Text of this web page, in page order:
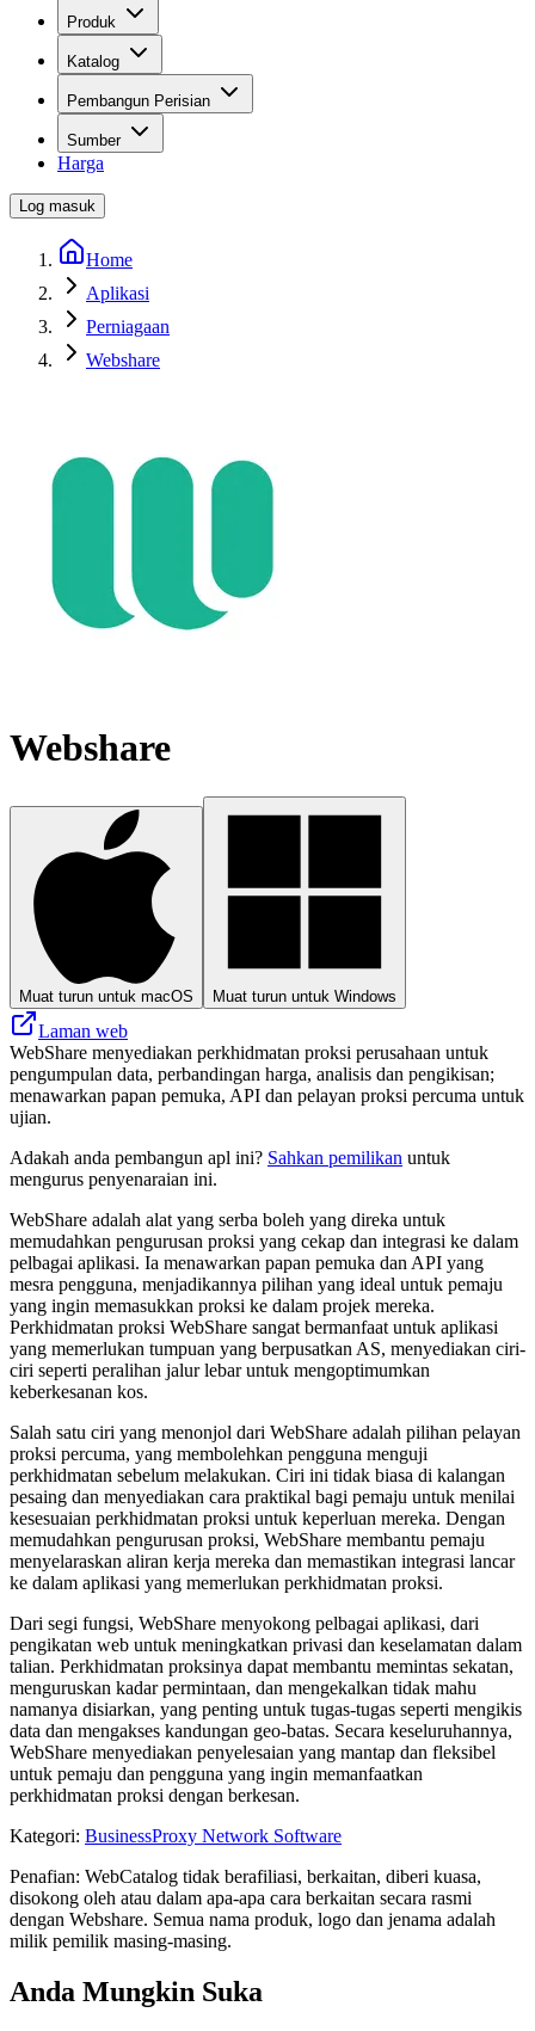
Produk
Katalog
Pembangun Perisian
Sumber
Harga
Log masuk
Home
Aplikasi
Perniagaan
Webshare
Webshare
Muat turun untuk macOS Muat turun untuk Windows
Laman web
WebShare menyediakan perkhidmatan proksi perusahaan untuk
pengumpulan data, perbandingan harga, analisis dan pengikisan;
menawarkan papan pemuka, API dan pelayan proksi percuma untuk
ujian.
Adakah anda pembangun apl ini? Sahkan pemilikan untuk
mengurus penyenaraian ini.
WebShare adalah alat yang serba boleh yang direka untuk
memudahkan pengurusan proksi yang cekap dan integrasi ke dalam
pelbagai aplikasi. Ia menawarkan papan pemuka dan API yang
mesra pengguna, menjadikannya pilihan yang ideal untuk pemaju
yang ingin memasukkan proksi ke dalam projek mereka.
Perkhidmatan proksi WebShare sangat bermanfaat untuk aplikasi
yang memerlukan tumpuan yang berpusatkan AS, menyediakan ciri-
ciri seperti peralihan jalur lebar untuk mengoptimumkan
keberkesanan kos.
Salah satu ciri yang menonjol dari WebShare adalah pilihan pelayan
proksi percuma, yang membolehkan pengguna menguji
perkhidmatan sebelum melakukan. Ciri ini tidak biasa di kalangan
pesaing dan menyediakan cara praktikal bagi pemaju untuk menilai
kesesuaian perkhidmatan proksi untuk keperluan mereka. Dengan
memudahkan pengurusan proksi, WebShare membantu pemaju
menyelaraskan aliran kerja mereka dan memastikan integrasi lancar
ke dalam aplikasi yang memerlukan perkhidmatan proksi.
Dari segi fungsi, WebShare menyokong pelbagai aplikasi, dari
pengikatan web untuk meningkatkan privasi dan keselamatan dalam
talian. Perkhidmatan proksinya dapat membantu memintas sekatan,
menguruskan kadar permintaan, dan mengekalkan tidak mahu
namanya disiarkan, yang penting untuk tugas-tugas seperti mengikis
data dan mengakses kandungan geo-batas. Secara keseluruhannya,
WebShare menyediakan penyelesaian yang mantap dan fleksibel
untuk pemaju dan pengguna yang ingin memanfaatkan
perkhidmatan proksi dengan berkesan.
Kategori: BusinessProxy Network Software
Penafian: WebCatalog tidak berafiliasi, berkaitan, diberi kuasa,
disokong oleh atau dalam apa-apa cara berkaitan secara rasmi
dengan Webshare. Semua nama produk, logo dan jenama adalah
milik pemilik masing-masing.
Anda Mungkin Suka